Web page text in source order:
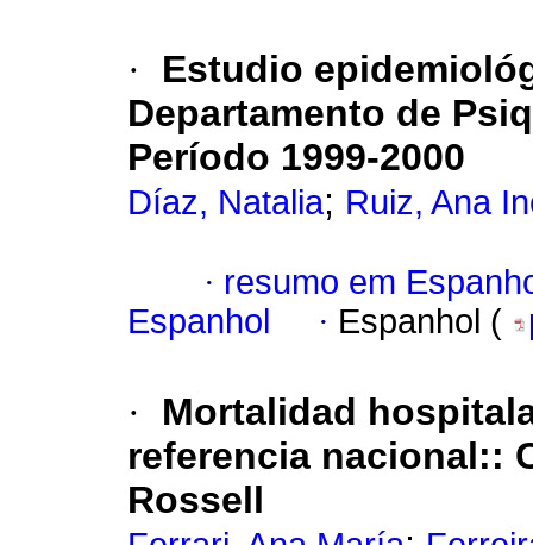
·
Estudio
Departamento de
Período 1999-2000
Díaz, Natalia; Ruiz, Ana
· resumo em
Espanhol
· Espanhol (
·
Mortalidad
referencia nacional::
Rossell